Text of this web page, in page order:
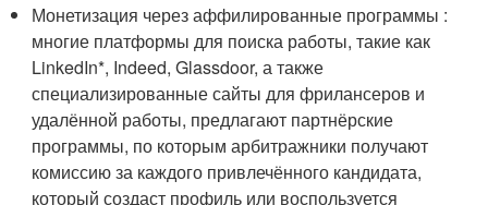
Монетизация через аффилированные программы :
многие платформы для поиска работы, такие как
LinkedIn*, Indeed, Glassdoor, а также
специализированные сайты для фрилансеров и
удалённой работы, предлагают партнёрские
программы, по которым арбитражники получают
комиссию за каждого привлечённого кандидата,
который создаст профиль или воспользуется